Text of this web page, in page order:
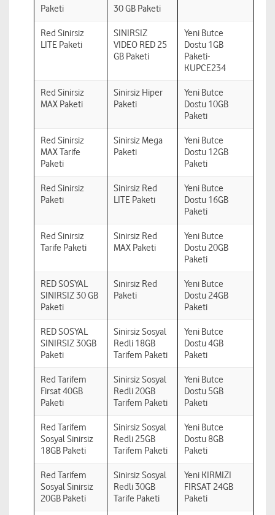
Paketi
30 GB Paketi
Red Sinirsiz
LITE Paketi
SINIRSIZ
VIDEO RED 25
GB Paketi
Yeni Butce
Dostu 1GB
Paketi-
KUPCE234
Red Sinirsiz
MAX Paketi
Sinirsiz Hiper
Paketi
Yeni Butce
Dostu 10GB
Paketi
Red Sinirsiz
MAX Tarife
Paketi
Sinirsiz Mega
Paketi
Yeni Butce
Dostu 12GB
Paketi
Red Sinirsiz
Paketi
Sinirsiz Red
LITE Paketi
Yeni Butce
Dostu 16GB
Paketi
Red Sinirsiz
Tarife Paketi
Sinirsiz Red
MAX Paketi
Yeni Butce
Dostu 20GB
Paketi
RED SOSYAL
SINIRSIZ 30 GB
Paketi
Sinirsiz Red
Paketi
Yeni Butce
Dostu 24GB
Paketi
RED SOSYAL
SINIRSIZ 30GB
Paketi
Sinirsiz Sosyal
Redli 18GB
Tarifem Paketi
Yeni Butce
Dostu 4GB
Paketi
Red Tarifem
Firsat 40GB
Paketi
Sinirsiz Sosyal
Redli 20GB
Tarifem Paketi
Yeni Butce
Dostu 5GB
Paketi
Red Tarifem
Sosyal Sinirsiz
18GB Paketi
Sinirsiz Sosyal
Redli 25GB
Tarifem Paketi
Yeni Butce
Dostu 8GB
Paketi
Red Tarifem
Sosyal Sinirsiz
20GB Paketi
Sinirsiz Sosyal
Redli 30GB
Tarife Paketi
Yeni KIRMIZI
FIRSAT 24GB
Paketi